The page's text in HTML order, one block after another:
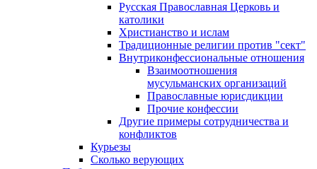
Русская Православная Церковь и
католики
Христианство и ислам
Традиционные религии против "сект"
Внутриконфессиональные отношения
Взаимоотношения
мусульманских организаций
Православные юрисдикции
Прочие конфессии
Другие примеры сотрудничества и
конфликтов
Курьезы
Сколько верующих